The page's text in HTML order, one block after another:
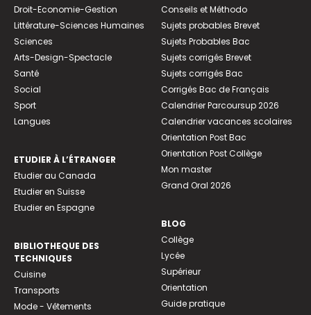
Droit-Economie-Gestion
Littérature-Sciences Humaines
Sciences
Arts-Design-Spectacle
Santé
Social
Sport
Langues
ETUDIER À L’ÉTRANGER
Etudier au Canada
Etudier en Suisse
Etudier en Espagne
BIBLIOTHEQUE DES
TECHNIQUES
Cuisine
Transports
Mode - Vêtements
Conseils et Méthodo
Sujets probables Brevet
Sujets Probables Bac
Sujets corrigés Brevet
Sujets corrigés Bac
Corrigés Bac de Français
Calendrier Parcoursup 2026
Calendrier vacances scolaires
Orientation Post Bac
Orientation Post Collège
Mon master
Grand Oral 2026
BLOG
Collège
Lycée
Supérieur
Orientation
Guide pratique